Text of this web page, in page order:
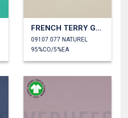
FRENCH TERRY GOTS
09107.077 NATUREL
95%CO/5%EA